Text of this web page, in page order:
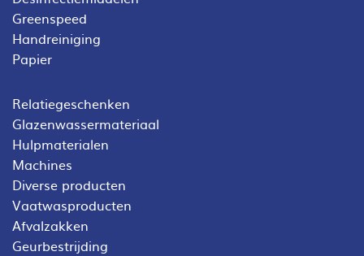
Greenspeed
Handreiniging
Papier
Relatiegeschenken
Glazenwassermateriaal
Hulpmaterialen
Machines
Diverse producten
Vaatwasproducten
Afvalzakken
Geurbestrijding